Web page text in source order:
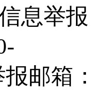
息举报
邮箱：